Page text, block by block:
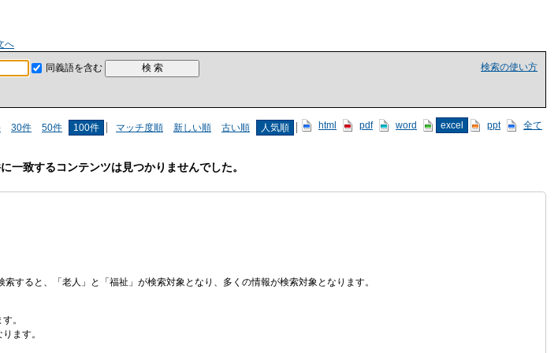
へ
検索の使い方
同義語を含む
30件 50件 100件 マッチ度順 新しい順 古い順 人気順 html pdf word excel ppt 全て
一致するコンテンツは見つかりませんでした。
すると、「老人」と「福祉」が検索対象となり、多くの情報が検索対象となります。
。
ます。